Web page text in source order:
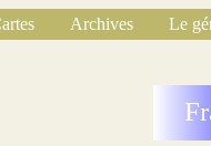
Archives
Le